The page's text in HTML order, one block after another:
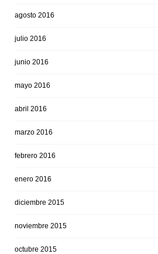
agosto 2016
julio 2016
junio 2016
mayo 2016
abril 2016
marzo 2016
febrero 2016
enero 2016
diciembre 2015
noviembre 2015
octubre 2015